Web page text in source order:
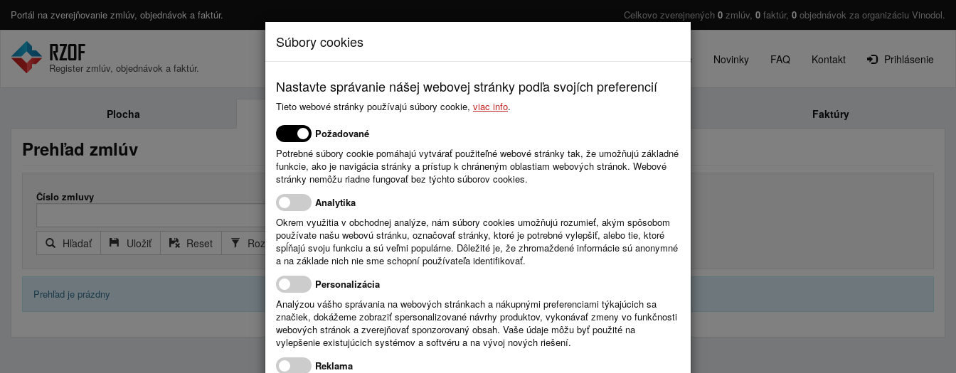
Portál na zverejňovanie zmlúv, objednávok a faktúr. Celkovo zverejnených 0 zmlúv, 0 faktúr, 0 objednávok za organizáciu Vinodol.
Register zmlúv, objednávok a faktúr.
Úvod Cenník O projekte Novinky FAQ Kontakt Prihlásenie
Plocha Zmluvy Faktúry
Prehľad zmlúv
Číslo zmluvy
Hľadať Uložiť Reset Rozšírený filter R Stĺpce
Prehľad je prázdny
Súbory cookies
Nastavte správanie nášej webovej stránky podľa svojích preferencií
Tieto webové stránky používajú súbory cookie, viac info.
Požadované
Potrebné súbory cookie pomáhajú vytvárať použiteľné webové stránky tak, že umožňujú základné
funkcie, ako je navigácia stránky a prístup k chráneným oblastiam webových stránok. Webové
stránky nemôžu riadne fungovať bez týchto súborov cookies.
Analytika
Okrem využitia v obchodnej analýze, nám súbory cookies umožňujú rozumieť, akým spôsobom
používate našu webovú stránku, označovať stránky, ktoré je potrebné vylepšiť, alebo tie, ktoré
spĺňajú svoju funkciu a sú veľmi populárne. Dôležité je, že zhromaždené informácie sú anonymné
a na základe nich nie sme schopní používateľa identifikovať.
Personalizácia
Analýzou vášho správania na webových stránkach a nákupnými preferenciami týkajúcich sa
značiek, dokážeme zobraziť spersonalizované návrhy produktov, vykonávať zmeny vo funkčnosti
webových stránok a zverejňovať sponzorovaný obsah. Vaše údaje môžu byť použité na
vylepšenie existujúcich systémov a softvéru a na vývoj nových riešení.
Reklama